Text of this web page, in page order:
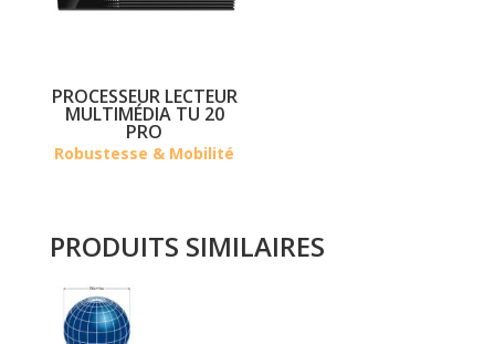
PROCESSEUR LECTEUR
MULTIMÉDIA TU 20
PRO
Robustesse & Mobilité
PRODUITS SIMILAIRES